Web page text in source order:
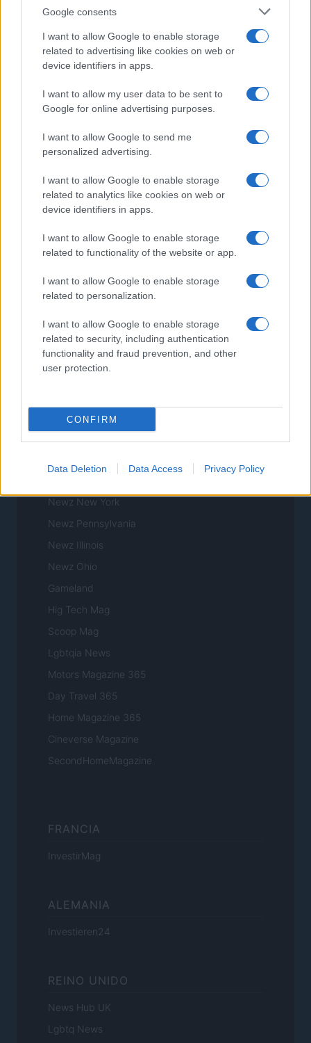
Google consents
I want to allow Google to enable storage
related to advertising like cookies on web or
device identifiers in apps.
I want to allow my user data to be sent to
Google for online advertising purposes.
I want to allow Google to send me
personalized advertising.
I want to allow Google to enable storage
related to analytics like cookies on web or
device identifiers in apps.
I want to allow Google to enable storage
related to functionality of the website or app.
I want to allow Google to enable storage
related to personalization.
I want to allow Google to enable storage
related to security, including authentication
functionality and fraud prevention, and other
user protection.
CONFIRM
Data Deletion Data Access Privacy Policy
HomeMagazine
ESPANA Y LATINOAMERICA
Finanzas 24
Think.es
Viajar 365
Pet Story
NORTE AMERICA
Womanmagazine
Investing Plus
Newz US
Newz New York
Newz Pennsylvania
Newz Illinois
Newz Ohio
Gameland
Hig Tech Mag
Scoop Mag
Lgbtqia News
Motors Magazine 365
Day Travel 365
Home Magazine 365
Cineverse Magazine
SecondHomeMagazine
FRANCIA
InvestirMag
ALEMANIA
Investieren24
REINO UNIDO
News Hub UK
Lgbtq News